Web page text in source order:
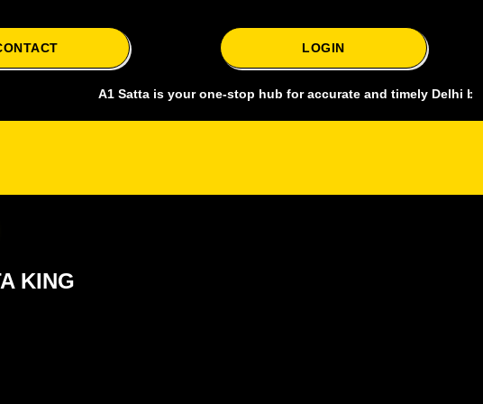
LOGIN
A1 Satta is your one-stop hub for accurate and timely Delhi bazar
KING